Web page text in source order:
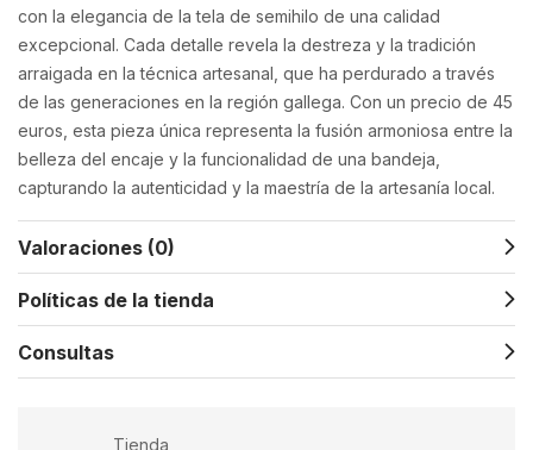
con la elegancia de la tela de semihilo de una calidad
excepcional. Cada detalle revela la destreza y la tradición
arraigada en la técnica artesanal, que ha perdurado a través
de las generaciones en la región gallega. Con un precio de 45
euros, esta pieza única representa la fusión armoniosa entre la
belleza del encaje y la funcionalidad de una bandeja,
capturando la autenticidad y la maestría de la artesanía local.
Valoraciones (0)
Políticas de la tienda
Consultas
Tienda